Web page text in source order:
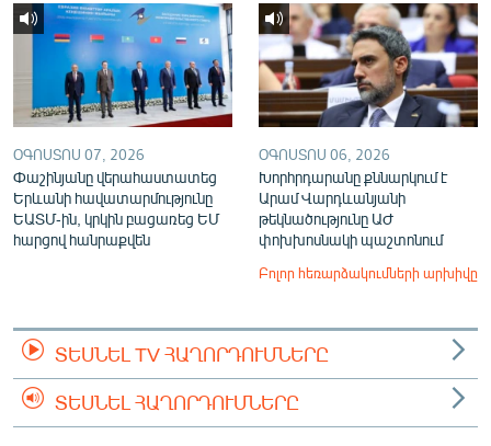
ՕԳՈՍՏՈՍ 07, 2026
Փաշինյանը վերահաստատեց
Երևանի հավատարմությունը
ԵԱՏՄ-ին, կրկին բացառեց ԵՄ
հարցով հանրաքվեն
ՕԳՈՍՏՈՍ 06, 2026
Խորհրդարանը քննարկում է
Արամ Վարդևանյանի
թեկնածությունը ԱԺ
փոխխոսնակի պաշտոնում
Բոլոր հեռարձակումների արխիվը
ՏԵՍՆԵԼ TV ՀԱՂՈՐԴՈՒՄՆԵՐԸ
ՏԵՍՆԵԼ ՀԱՂՈՐԴՈՒՄՆԵՐԸ